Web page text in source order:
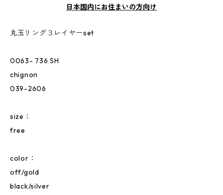
日本国内にお住まいの方向け
丸玉リング３レイヤーset
0063- 736 SH
chignon
039-2606
size：
free
color：
off/gold
black/silver